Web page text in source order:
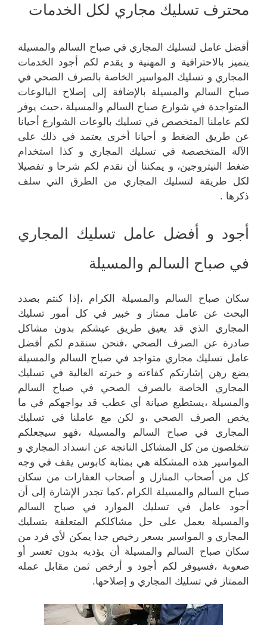
محترف تسليك مجاري لكل الخدمات
أفضل عامل لتسليك المجاري في صباح السالم والمسيلة
يتميز بالاحترافية و المهنية و يقدم لكم أجود الخدمات
المجاري و تسليك المواسير الخاصة بالصرف الصحي في
صباح السالم والمسيلة بالإضافة إلى إصلاح البالوعات
المتواجدة في شوارع صباح السالم والمسيلة ،حيث يوفر
لكم عاملنا المتخصص في تسليك بالوعات الشوارع أحيانا
عن طريق الضغط و أحيانا أخرى يعتمد في ذلك على
الآلة المتخصصة في تسليك المجاري و كذا استخدام
ضغط النيتروجين، و يمكننا أن نقدم لكم شرحا و تفصيلا
لكل طريقة لتسليك المجاري من الطرق التي سلف
ذكرها .
أجود و أفضل عامل تسليك المجاري
في صباح السالم والمسيلة
سكان صباح السالم والمسيلة الكرام ،إذا كنتم بصدد
البحث عن عامل ممتاز و خبير في كل أمور تسليك
المجاري الذي قد يعيق طريق عيشكم بدون مشاكل
صادرة عن الصرف الصحي ،فنحن سنقدم لكم أفضل
عامل تسليك مجاري متواجد في صباح السالم والمسيلة
يضع رهن إشارتكم كفاءته و خبرته العالية في تسليك
المجاري الخاصة بالصرف الصحي في صباح السالم
والمسيلة ،يستطيع صيانة أي عطب قد يواجهكم في ما
يخص الصرف الصحي ،و لكن مع عاملنا في تسليك
المجاري في صباح السالم والمسيلة ،فهو سيجعلكم
تتخلصون من كل المشاكل الناتجة عن انسداد المجاري و
المواسير هذه المشكلة هي بمثابة كابوس يقف في وجه
كل من أصحاب المنازل و أصحاب العقارات من سكان
صباح السالم والمسيلة الكرام ،كما تجدر الإشارة إلى أن
أجود عامل في تسليك الموارد في صباح السالم
والمسيلة يعمل على حل مشاكلكم المتعلقة بتسليك
المجاري و المواسير بسعر رخيص جدا يمكن لأي فرد من
سكان صباح السالم والمسيلة أن يؤديه بدون تعسر أو
صعوبة ،فسيوفر لكم أجود و أرخص ثمن مقابل عمله
الممتاز في تسليك المجاري و إصلاحها.